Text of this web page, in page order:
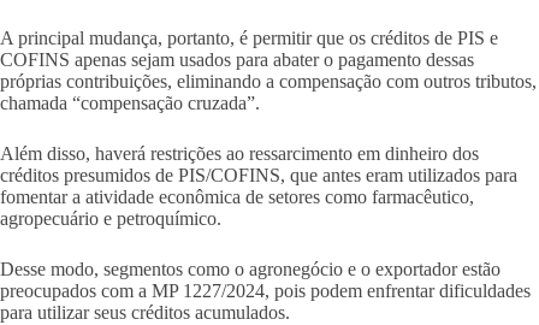
A principal mudança, portanto, é permitir que os créditos de PIS e
COFINS apenas sejam usados para abater o pagamento dessas
próprias contribuições, eliminando a compensação com outros tributos,
chamada “compensação cruzada”.
Além disso, haverá restrições ao ressarcimento em dinheiro dos
créditos presumidos de PIS/COFINS, que antes eram utilizados para
fomentar a atividade econômica de setores como farmacêutico,
agropecuário e petroquímico.
Desse modo, segmentos como o agronegócio e o exportador estão
preocupados com a MP 1227/2024, pois podem enfrentar dificuldades
para utilizar seus créditos acumulados.